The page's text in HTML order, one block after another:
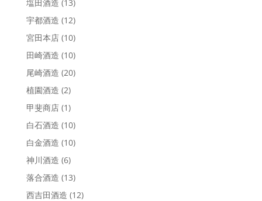
塩田酒造 (13)
宇都酒造 (12)
宮田本店 (10)
田崎酒造 (10)
尾崎酒造 (20)
植園酒造 (2)
甲斐商店 (1)
白石酒造 (10)
白金酒造 (10)
神川酒造 (6)
落合酒造 (13)
西吉田酒造 (12)